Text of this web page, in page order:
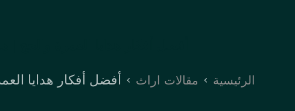
الرئيسية مقالات اراث أفضل أفكار هدايا